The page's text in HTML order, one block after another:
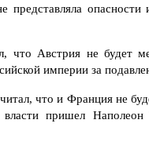
представляла
что Австрия не будет
империи за
что и Франция не
пришел